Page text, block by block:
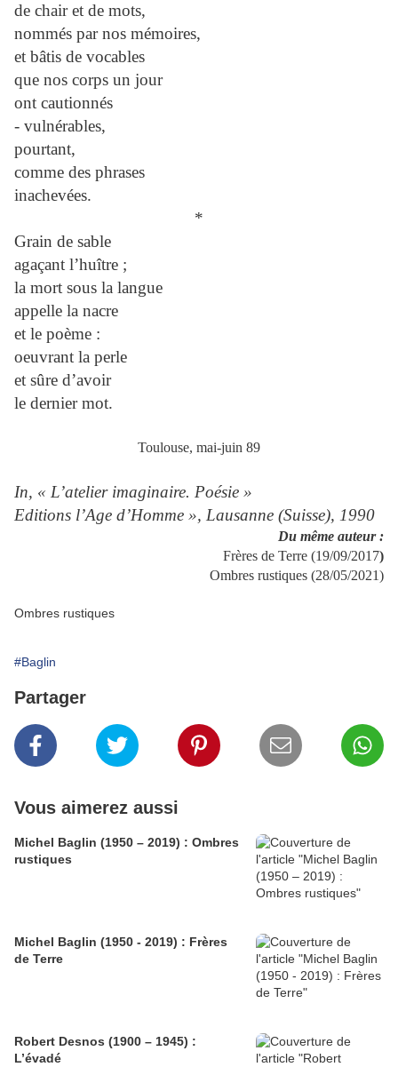
de chair et de mots,
nommés par nos mémoires,
et bâtis de vocables
que nos corps un jour
ont cautionnés
- vulnérables,
pourtant,
comme des phrases
inachevées.
*
Grain de sable
agaçant l’huître ;
la mort sous la langue
appelle la nacre
et le poème :
oeuvrant la perle
et sûre d’avoir
le dernier mot.
Toulouse, mai-juin 89
In, « L’atelier imaginaire. Poésie »
Editions l’Age d’Homme », Lausanne (Suisse), 1990
Du même auteur:
Frères de Terre (19/09/2017)
Ombres rustiques (28/05/2021)
Ombres rustiques
#Baglin
Partager
Vous aimerez aussi
Michel Baglin (1950 – 2019) : Ombres
rustiques
Michel Baglin (1950 - 2019) : Frères
de Terre
Robert Desnos (1900 – 1945) :
L’évadé